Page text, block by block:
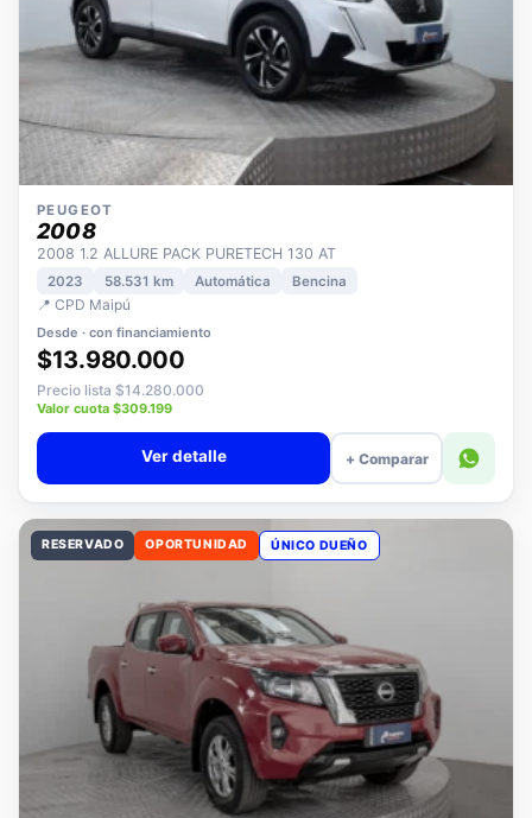
PEUGEOT
2008
2008 1.2 ALLURE PACK PURETECH 130 AT
2023 58.531 km
📍 CPD Maipú
Desde · con financiamiento
$13.980.000
Precio lista $14.280.000
Valor cuota $309.199
+ Comparar
RESERVADO OPORTUNIDAD